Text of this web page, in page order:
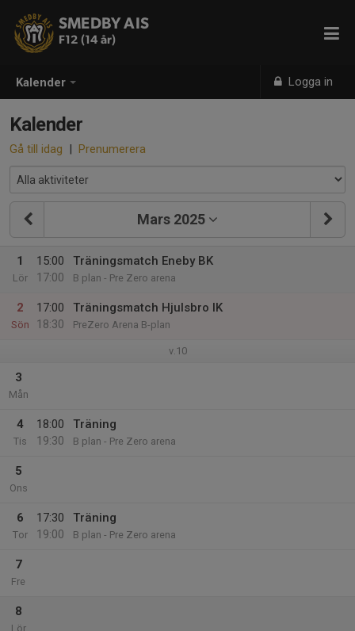
Kalender Logga in
SMEDBY AIS
F12 (14 år)
Kalender
Gå till idag | Prenumerera
Mars 2025
1
Lör
15:00
17:00
Träningsmatch Eneby BK
B plan - Pre Zero arena
2
Sön
17:00
18:30
Träningsmatch Hjulsbro IK
PreZero Arena B-plan
v.10
3
Mån
4
Tis
18:00
19:30
Träning
B plan - Pre Zero arena
5
Ons
6
Tor
17:30
19:00
Träning
B plan - Pre Zero arena
7
Fre
8
Lör